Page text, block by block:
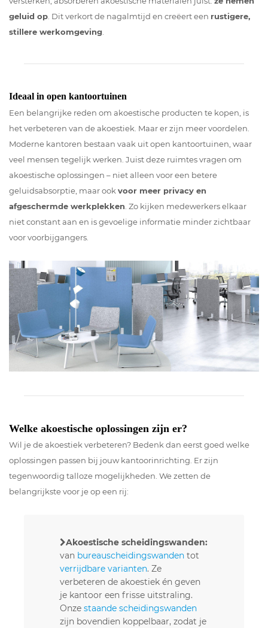
geluid op. Dit verkort de nagalmtijd en creëert een rustigere,
stillere werkomgeving.
Ideaal in open kantoortuinen
Een belangrijke reden om akoestische producten te kopen, is
het verbeteren van de akoestiek. Maar er zijn meer voordelen.
Moderne kantoren bestaan vaak uit open kantoortuinen, waar
veel mensen tegelijk werken. Juist deze ruimtes vragen om
akoestische oplossingen – niet alleen voor een betere
geluidsabsorptie, maar ookvoor meer privacy en
afgeschermde werkplekken. Zo kijken medewerkers elkaar
niet constant aan en is gevoelige informatie minder zichtbaar
voor voorbijgangers.
Welke akoestische oplossingen zijn er?
Wil je de akoestiek verbeteren? Bedenk dan eerst goed welke
oplossingen passen bij jouw kantoorinrichting. Er zijn
tegenwoordig talloze mogelijkheden. We zetten de
belangrijkste voor je op een rij:
Akoestische scheidingswanden:
van bureauscheidingswanden tot
verrijdbare varianten. Ze
verbeteren de akoestiek én geven
je kantoor een frisse uitstraling.
Onze staande scheidingswanden
zijn bovendien koppelbaar, zodat je